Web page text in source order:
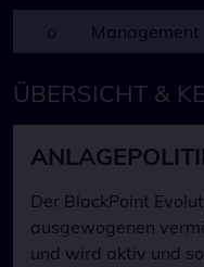
Management
ÜBERSICHT &
Der BlackPoint
ausgewogenen
und wird aktiv und